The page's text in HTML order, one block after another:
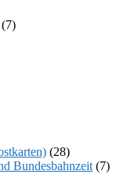
(7)
(28)
Bundesbahnzeit (7)